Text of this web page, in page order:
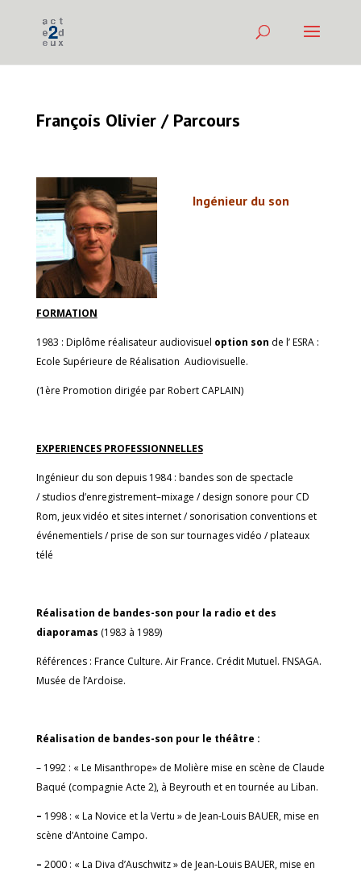
François Olivier / Parcours
Ingénieur du son
FORMATION
1983 : Diplôme réalisateur audiovisuel option son de l’ ESRA :
Ecole Supérieure de Réalisation Audiovisuelle.
(1ère Promotion dirigée par Robert CAPLAIN)
EXPERIENCES PROFESSIONNELLES
Ingénieur du son depuis 1984 : bandes son de spectacle
/ studios d’enregistrement–mixage / design sonore pour CD
Rom, jeux vidéo et sites internet / sonorisation conventions et
événementiels / prise de son sur tournages vidéo / plateaux
télé
Réalisation de bandes-son pour la radio et des
diaporamas (1983 à 1989)
Références : France Culture. Air France. Crédit Mutuel. FNSAGA.
Musée de l’Ardoise.
Réalisation de bandes-son pour le théâtre :
– 1992 : « Le Misanthrope» de Molière mise en scène de Claude
Baqué (compagnie Acte 2), à Beyrouth et en tournée au Liban.
– 1998 : « La Novice et la Vertu » de Jean-Louis BAUER, mise en
scène d’Antoine Campo.
– 2000 : « La Diva d’Auschwitz » de Jean-Louis BAUER, mise en